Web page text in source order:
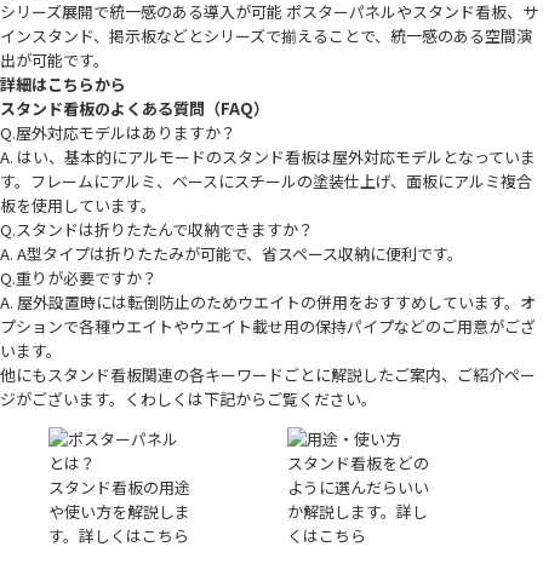
シリーズ展開で統一感のある導入が可能 ポスターパネルやスタンド看板、サ
インスタンド、掲示板などとシリーズで揃えることで、統一感のある空間演
出が可能です。
詳細はこちらから
スタンド看板のよくある質問（FAQ）
Q.屋外対応モデルはありますか？
A. はい、基本的にアルモードのスタンド看板は屋外対応モデルとなっていま
す。フレームにアルミ、ベースにスチールの塗装仕上げ、面板にアルミ複合
板を使用しています。
Q.スタンドは折りたたんで収納できますか？
A. A型タイプは折りたたみが可能で、省スペース収納に便利です。
Q.重りが必要ですか？
A. 屋外設置時には転倒防止のためウエイトの併用をおすすめしています。オ
プションで各種ウエイトやウエイト載せ用の保持パイプなどのご用意がござ
います。
他にもスタンド看板関連の各キーワードごとに解説したご案内、ご紹介ペー
ジがございます。くわしくは下記からご覧ください。
スタンド看板の用途
や使い方を解説しま
す。詳しくはこちら
スタンド看板をどの
ように選んだらいい
か解説します。詳し
くはこちら